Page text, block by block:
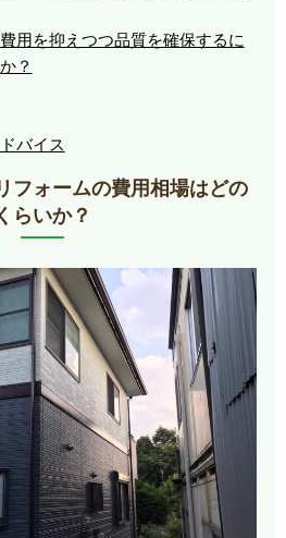
用を抑えつつ品質を確保するに
？
バイス
フォームの費用相場はどの
らいか？